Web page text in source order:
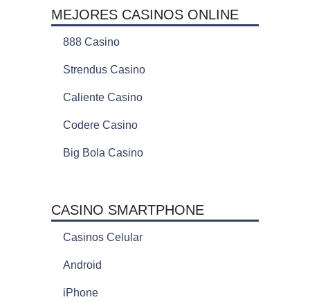
MEJORES CASINOS ONLINE
888 Casino
Strendus Casino
Caliente Casino
Codere Casino
Big Bola Casino
CASINO SMARTPHONE
Casinos Celular
Android
iPhone